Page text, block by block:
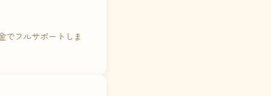
でフルサポートしま